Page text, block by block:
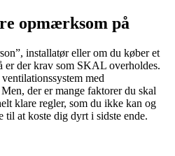
opmærksom på
installatør eller om du køber et
er der krav som SKAL overholdes.
med
der er mange faktorer du skal
klare regler, som du ikke kan og
til at koste dig dyrt i sidste ende.